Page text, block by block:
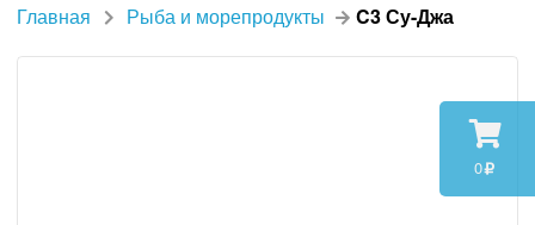
0
Главная Рыба и морепродукты C3 Су-Джа